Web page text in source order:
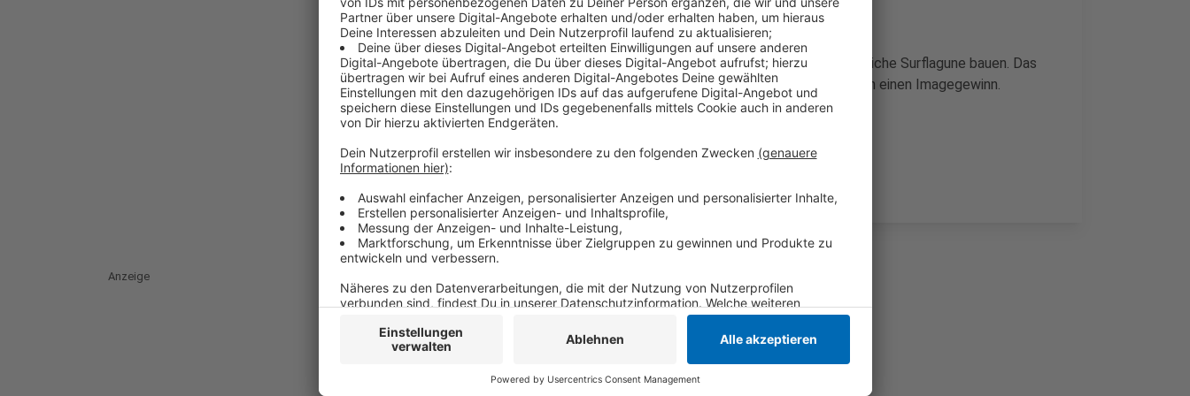
Ein Investor will an dem See für rund 25 Millionen Euro eine künstliche Surflagune bauen. Das
Projekt soll 2023 fertiggestellt sein. Die Stadt erhofft sich davon einen Imagegewinn.
Anwohner befürchten Lärm und Verkehrsprobleme.
Anzeige